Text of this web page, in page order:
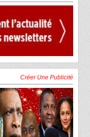
Créer Une Publicité